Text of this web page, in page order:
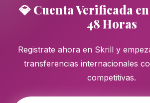
💎 Cuenta Verificada
48 Horas
Registrate ahora en Skrill y
transferencias internacionales
competitivas.